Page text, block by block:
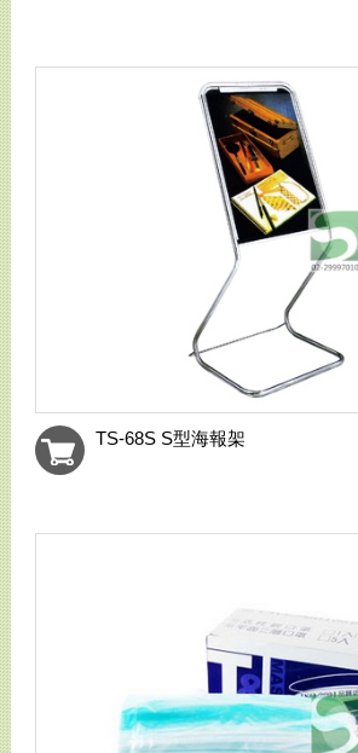
TS-68S S型海報架